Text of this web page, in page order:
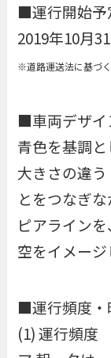
■運行開始予
2019年10月
※道路運送法に基づく
■車両デザイ
青色を基調と
大きさの違
とをつなぎ
ピアライン
空をイメージ
■運行頻度・
(1) 運行頻度